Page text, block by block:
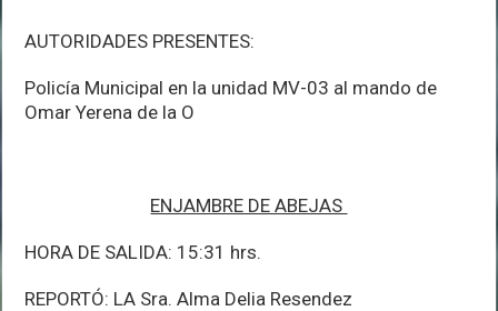
AUTORIDADES PRESENTES:
Policía Municipal en la unidad MV-03 al mando de
Omar Yerena de la O
ENJAMBRE DE ABEJAS
HORA DE SALIDA: 15:31 hrs.
REPORTÓ: LA Sra. Alma Delia Resendez